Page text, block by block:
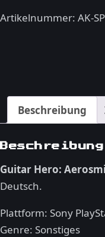
Aerosmith
Artikelnummer: AK-
Beschreibung
Beschreibung
Guitar Hero:
Deutsch.
Plattform: Sony
Genre: Sonstiges